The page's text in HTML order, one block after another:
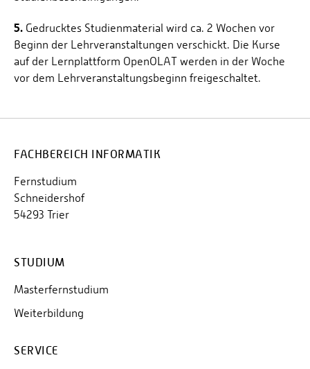
5. Gedrucktes Studienmaterial wird ca. 2 Wochen vor
Beginn der Lehrveranstaltungen verschickt. Die Kurse
auf der Lernplattform OpenOLAT werden in der Woche
vor dem Lehrveranstaltungsbeginn freigeschaltet.
FACHBEREICH INFORMATIK
Fernstudium
Schneidershof
54293 Trier
STUDIUM
Masterfernstudium
Weiterbildung
SERVICE